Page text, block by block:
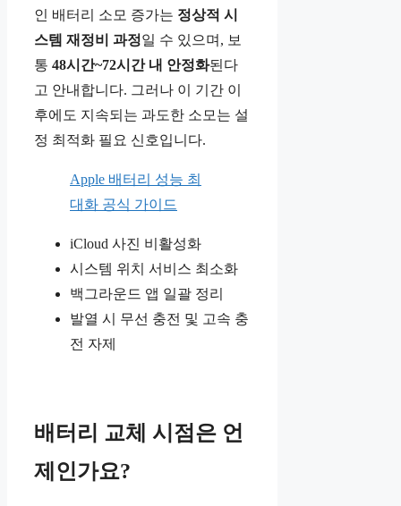
인 배터리 소모 증가는 정상적 시
스템 재정비 과정일 수 있으며, 보
통 48시간~72시간 내 안정화된다
고 안내합니다. 그러나 이 기간 이
후에도 지속되는 과도한 소모는 설
정 최적화 필요 신호입니다.
Apple 배터리 성능 최
대화 공식 가이드
iCloud 사진 비활성화
시스템 위치 서비스 최소화
백그라운드 앱 일괄 정리
발열 시 무선 충전 및 고속 충
전 자제
배터리 교체 시점은 언
제인가요?